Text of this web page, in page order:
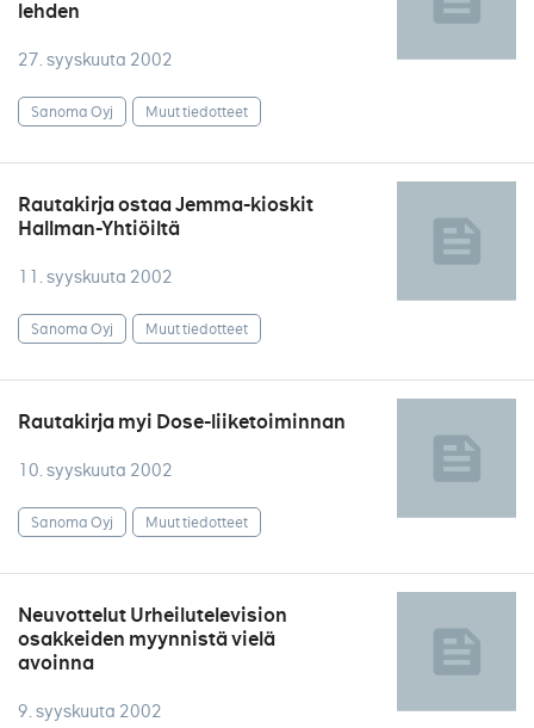
lehden
27. syyskuuta 2002
Sanoma Oyj Muut tiedotteet
Rautakirja ostaa Jemma-kioskit
Hallman-Yhtiöiltä
11. syyskuuta 2002
Sanoma Oyj Muut tiedotteet
Rautakirja myi Dose-liiketoiminnan
10. syyskuuta 2002
Sanoma Oyj Muut tiedotteet
Neuvottelut Urheilutelevision
osakkeiden myynnistä vielä
avoinna
9. syyskuuta 2002